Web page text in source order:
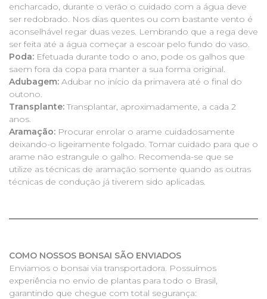
encharcado, durante o verão o cuidado com a água deve
ser redobrado. Nos dias quentes ou com bastante vento é
aconselhável regar duas vezes. Lembrando que a rega deve
ser feita até a água começar a escoar pelo fundo do vaso.
Poda: Efetuada durante todo o ano, pode os galhos que
saem fora da copa para manter a sua forma original.
Adubagem: Adubar no início da primavera até o final do
outono.
Transplante:Transplantar, aproximadamente, a cada 2
anos.
Aramação: Procurar enrolar o arame cuidadosamente
deixando-o ligeiramente folgado. Tomar cuidado para que o
arame não estrangule o galho. Recomenda-se que se
utilize as técnicas de aramação somente quando as outras
técnicas de condução já tiverem sido aplicadas.
COMO NOSSOS BONSAI SÃO ENVIADOS
Enviamos o bonsai via transportadora. Possuímos
experiência no envio de plantas para todo o Brasil,
garantindo que chegue com total segurança: